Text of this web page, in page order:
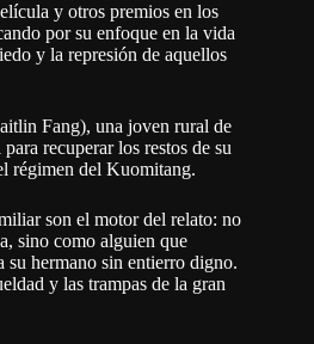
y otros premios en los
por su enfoque en la vida
y la represión de aquellos
Fang), una joven rural de
recuperar los restos de su
régimen del Kuomitang.
son el motor del relato: no
sino como alguien que
su hermano sin entierro digno.
y las trampas de la gran